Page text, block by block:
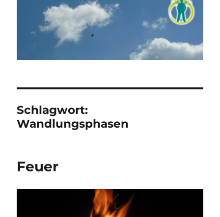
Schlagwort:
Wandlungsphasen
Feuer